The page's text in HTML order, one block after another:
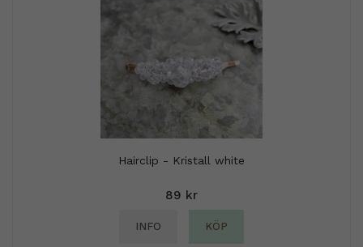
Hairclip - Kristall white
89 kr
INFO KÖP